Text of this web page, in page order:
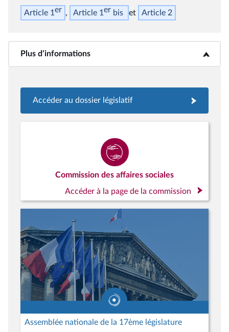
Article 1er Article 1er bis Article 2
Plus d’informations<b>Plus d’informations</b>
Accéder au dossier législatif
Commission des affaires sociales
Accéder à la page de la commission
Assemblée nationale de la 17ème législature